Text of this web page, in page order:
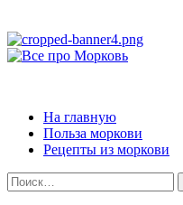
Основное
На главную
Польза моркови
Рецепты из моркови
Найти: